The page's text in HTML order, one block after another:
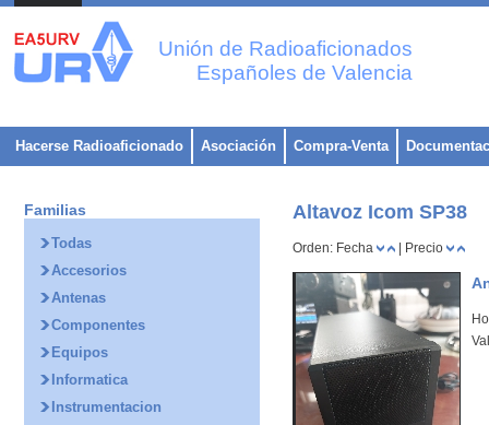
Unión de Radioaficionados
Españoles de Valencia
Hacerse Radioaficionado Asociación Compra-Venta
Altavoz Icom SP38
Orden: Fecha | Precio
Familias
Todas
Accesorios
Antenas
Componentes
Equipos
Informatica
Instrumentacion